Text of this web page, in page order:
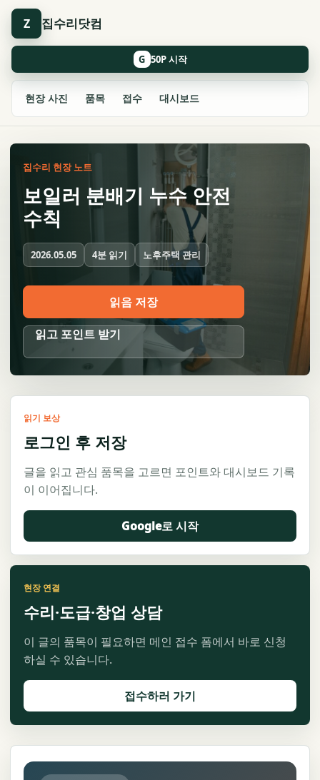
Z 집수리닷컴
현장 사진 품목 접수 대시보드
G
집수리 현장 노트
보일러 분배기 누수 안전
수칙
2026.05.05 4분 읽기 노후주택 관리
읽음 저장
읽고 포인트 받기
읽기 보상
로그인 후 저장
글을 읽고 관심 품목을 고르면 포인트와 대시보드 기록
이 이어집니다.
Google로 시작
현장 연결
수리·도급·창업 상담
이 글의 품목이 필요하면 메인 접수 폼에서 바로 신청
하실 수 있습니다.
접수하러 가기